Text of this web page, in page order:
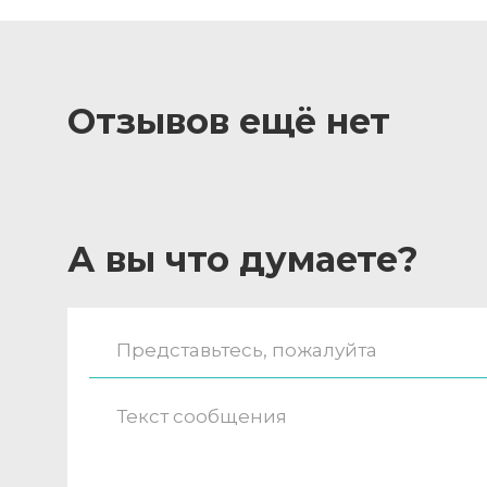
Отзывов ещё нет
А вы что думаете?